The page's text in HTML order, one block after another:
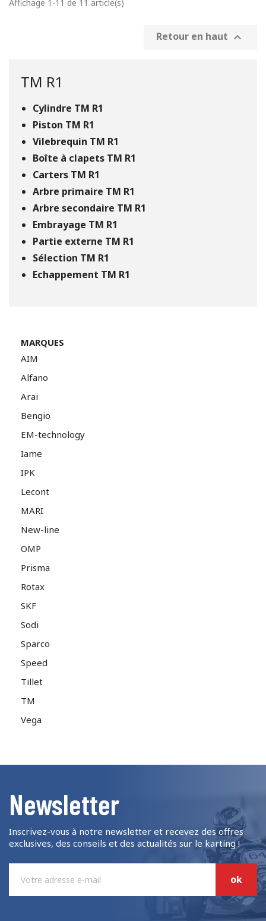
TM R1
Cylindre TM R1
Piston TM R1
Vilebrequin TM R1
Boîte à clapets TM R1
Carters TM R1
Arbre primaire TM R1
Arbre secondaire TM R1
Embrayage TM R1
Partie externe TM R1
Sélection TM R1
Echappement TM R1
MARQUES
AIM
Alfano
Arai
Bengio
EM-technology
Iame
IPK
Lecont
MARI
New-line
OMP
Prisma
Rotax
SKF
Sodi
Sparco
Speed
Tillet
TM
Vega
Affichage 1-11 de 11 article(s)
Retour en haut 
Newsletter
Inscrivez-vous à notre newsletter et recevez des offres
exclusives, des conseils et des actualités sur le karting !